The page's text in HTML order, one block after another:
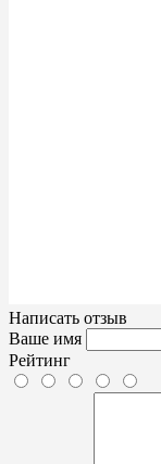
Написать отзыв
Ваше имя
Рейтинг